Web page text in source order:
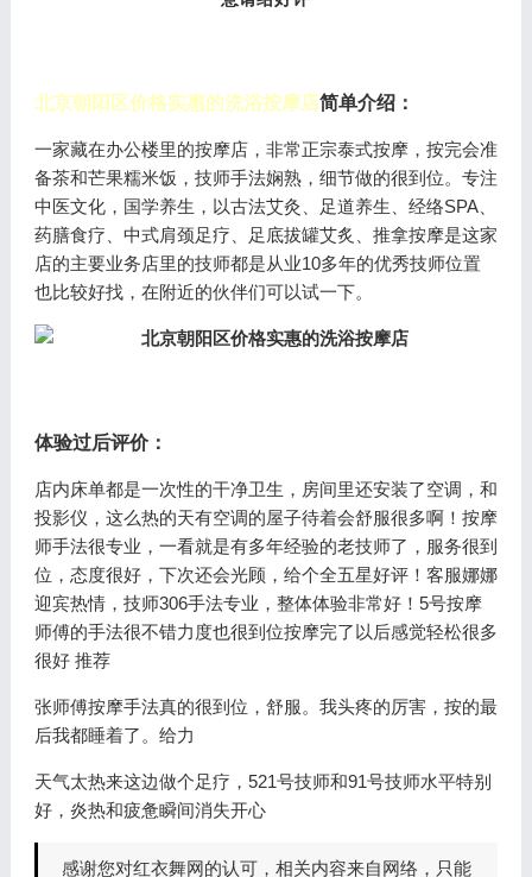
北京朝阳区价格实惠的洗浴按摩店简单介绍：
一家藏在办公楼里的按摩店，非常正宗泰式按摩，按完会准
备茶和芒果糯米饭，技师手法娴熟，细节做的很到位。专注
中医文化，国学养生，以古法艾灸、足道养生、经络SPA、
药膳食疗、中式肩颈足疗、足底拔罐艾炙、推拿按摩是这家
店的主要业务店里的技师都是从业10多年的优秀技师位置
也比较好找，在附近的伙伴们可以试一下。
体验过后评价：
店内床单都是一次性的干净卫生，房间里还安装了空调，和
投影仪，这么热的天有空调的屋子待着会舒服很多啊！按摩
师手法很专业，一看就是有多年经验的老技师了，服务很到
位，态度很好，下次还会光顾，给个全五星好评！客服娜娜
迎宾热情，技师306手法专业，整体体验非常好！5号按摩
师傅的手法很不错力度也很到位按摩完了以后感觉轻松很多
很好 推荐
张师傅按摩手法真的很到位，舒服。我头疼的厉害，按的最
后我都睡着了。给力
天气太热来这边做个足疗，521号技师和91号技师水平特别
好，炎热和疲惫瞬间消失开心
感谢您对红衣舞网的认可，相关内容来自网络，只能